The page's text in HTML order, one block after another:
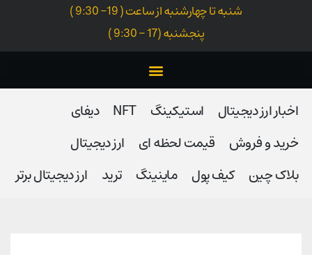
شنبه تا چهارشنبه از ساعت ( 19- 9:30 )
پنجشنبه (17 - 9:30 )
اخبار ارز دیجیتال استیکینگ NFT
دیفای
خرید و فروش
قیمت لحظه ای
ارز دیجیتال
بلاک‌ چین
کیف پول ماینینگ ترید ارز دیجیتال برتر